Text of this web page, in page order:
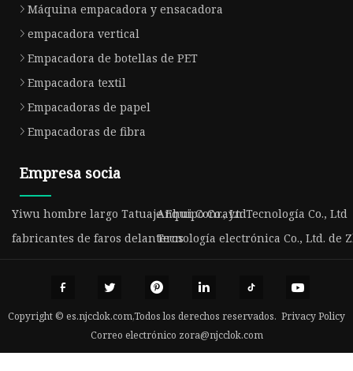
Máquina empacadora y ensacadora
empacadora vertical
Empacadora de botellas de PET
Empacadora textil
Empacadoras de papel
Empacadoras de fibra
Empresa socia
Yiwu hombre largo Tatuaje Equipo Co., LtdAnhui Conrayn Tecnología Co., Ltd
fabricantes de faros delanterosTecnología electrónica Co., Ltd. de
Copyright © es.njcclok.com,Todos los derechos reservados. Privacy Policy
Correo electrónico zora@njcclok.com